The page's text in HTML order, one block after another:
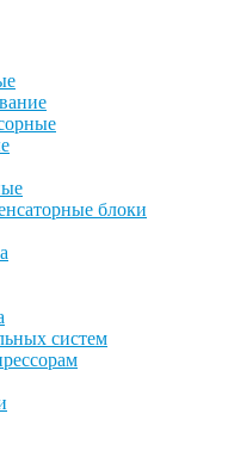
блоки
систем